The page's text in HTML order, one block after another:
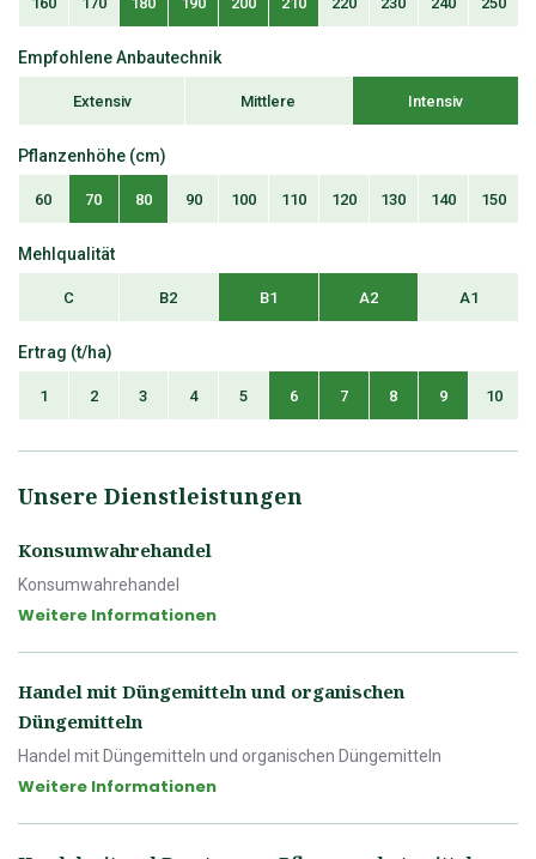
Empfohlene Anbautechnik
Extensiv Mittlere Intensiv
Pflanzenhöhe (cm)
60 70 80 90 100 110 120 130 140 150
Mehlqualität
C B2 B1 A2 A1
Ertrag (t/ha)
1 2 3 4 5 6 7 8 9 10
Unsere Dienstleistungen
Konsumwahrehandel
Konsumwahrehandel
Weitere Informationen
Handel mit Düngemitteln und organischen
Düngemitteln
Handel mit Düngemitteln und organischen Düngemitteln
Weitere Informationen